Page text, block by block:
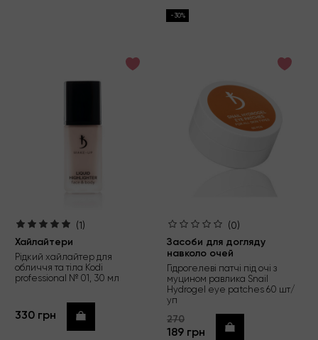
(1)
Хайлайтери
Рідкий хайлайтер для
обличчя та тіла Kodi
professional № 01, 30 мл
330 грн Купити
-30%
(0)
Засоби для догляду
навколо очей
Гідрогелеві патчі під очі з
муцином равлика Snail
Hydrogel eye patches 60 шт/
уп
270
189 грн Купити